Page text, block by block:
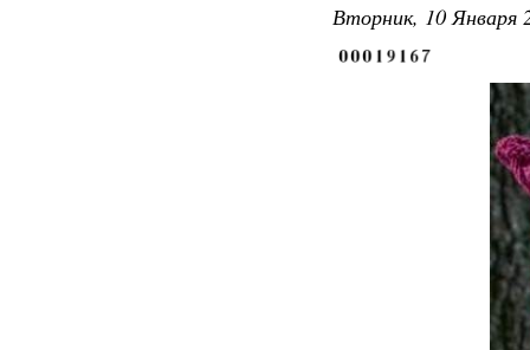
Вторник, 10 Января